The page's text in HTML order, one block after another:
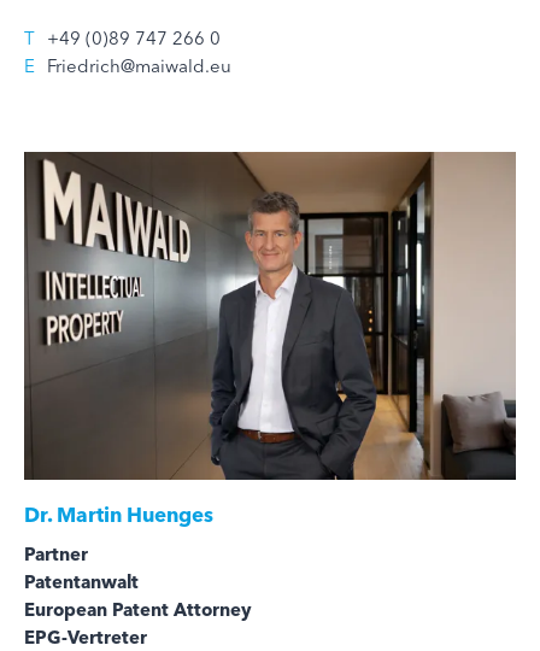
T +49 (0)89 747 266 0
E Friedrich@maiwald.eu
Dr.Martin Huenges
Partner
Patentanwalt
European Patent Attorney
EPG-Vertreter